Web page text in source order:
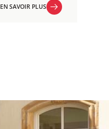
EN SAVOIR PLUS